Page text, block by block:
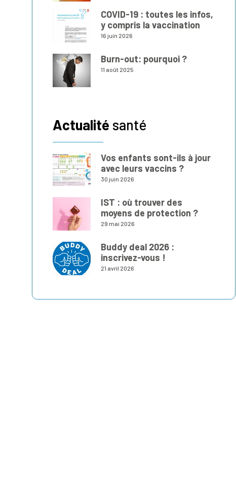
COVID-19 : toutes les infos,
y compris la vaccination
16 juin 2026
Burn-out: pourquoi ?
11 août 2025
Actualité santé
Vos enfants sont-ils à jour
avec leurs vaccins ?
30 juin 2026
IST : où trouver des
moyens de protection ?
29 mai 2026
Buddy deal 2026 :
inscrivez-vous !
21 avril 2026